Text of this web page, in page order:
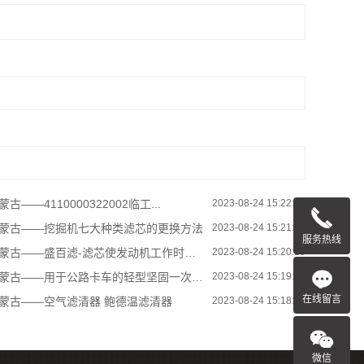
古——4110000322002临工... 2023-08-24 15:22:34
古——挖掘机七大种类滤芯的更换方法 2023-08-24 15:21:30
古——盛百滤-滤芯使发动机工作时数高... 2023-08-24 15:20:19
古——用于公路卡车的轻型坚固一次性空... 2023-08-24 15:19:19
古——空气滤清器 鲍德温滤清器 2023-08-24 15:18:06
服务热线
在线留言
微信